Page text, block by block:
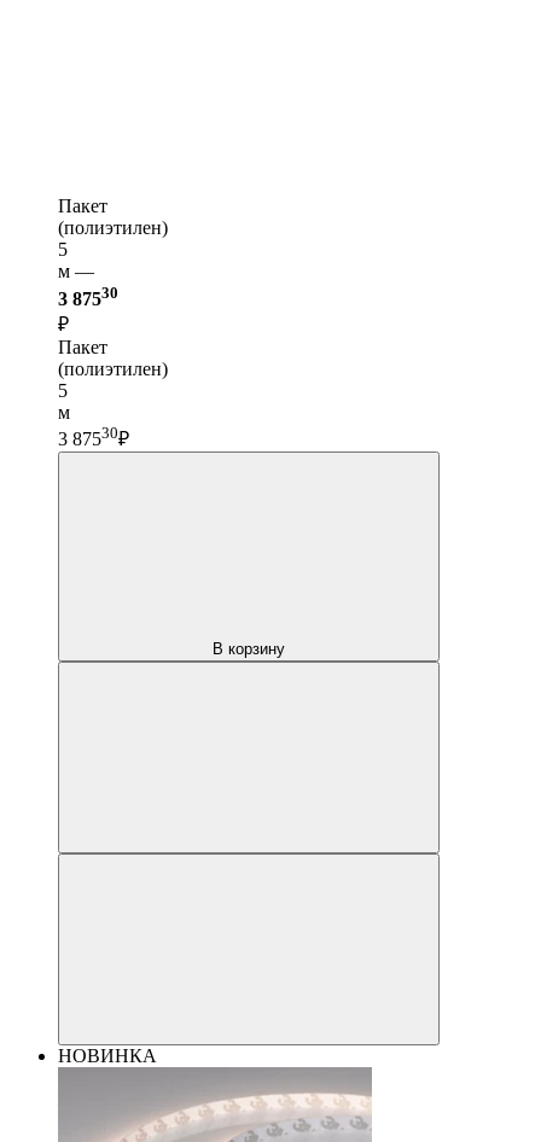
Пакет
(полиэтилен)
5
м —
3 87530
₽
Пакет
(полиэтилен)
5
м
3 87530₽
В корзину
НОВИНКА